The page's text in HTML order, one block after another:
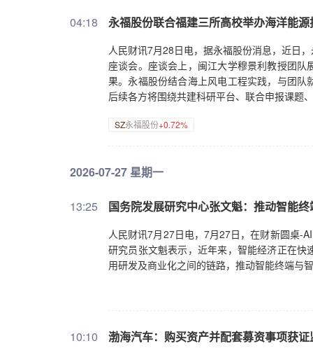
04:18 永福股份联合福建三所高校举办海洋能
人民财讯7月28日电，据永福股份消息，近日
座谈会。座谈会上，闽江大学穆景利教授团
果。永福股份结合海上风电工程实践，与团
后续各方将围绕共建科研平台、联合申报课题
SZ永福股份+0.72%
2026-07-27 星期一
13:25 国务院发展研究中心张文魁：推动智能
人民财讯7月27日电，7月27日，在财新圆桌-
研究员张文魁表示，近年来，智能经济正在
用研发及商业化之间的链路，推动智能终端与
10:10 渤海汽车：购买资产并配套募资事项获